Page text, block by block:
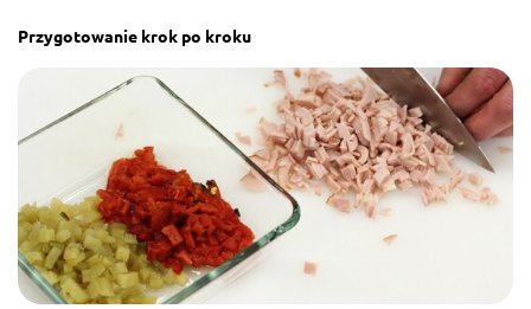
Przygotowanie krok po kroku